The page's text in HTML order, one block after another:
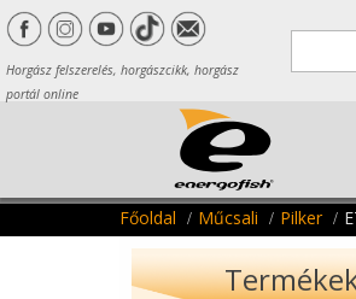
Horgász felszerelés, horgászcikk, horgász
portál online
Főoldal Műcsali Pilker